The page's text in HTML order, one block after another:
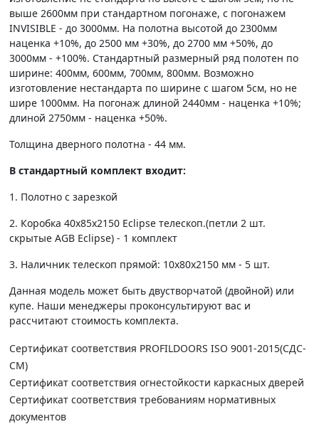
выше 2600мм при стандартном погонаже, с погонажем
INVISIBLE - до 3000мм. На полотна высотой до 2300мм
наценка +10%, до 2500 мм +30%, до 2700 мм +50%, до
3000мм - +100%. Стандартный размерный ряд полотен по
ширине: 400мм, 600мм, 700мм, 800мм. Возможно
изготовление нестандарта по ширине с шагом 5см, но не
шире 1000мм. На погонаж длиной 2440мм - наценка +10%;
длиной 2750мм - наценка +50%.
Толщина дверного полотна - 44 мм.
В стандартный комплект входит:
1. Полотно c зарезкой
2. Коробка 40х85х2150 Eclipse телескоп.(петли 2 шт.
скрытые AGB Eclipse) - 1 комплект
3. Наличник телескоп прямой: 10х80х2150 мм - 5 шт.
Данная модель может быть двустворчатой (двойной) или
купе. Наши менеджеры проконсультируют вас и
рассчитают стоимость комплекта.
Сертификат соответствия PROFILDOORS ISO 9001-2015(СДС-
СМ)
Сертификат соответствия огнестойкости каркасных дверей
Сертификат соответствия требованиям нормативных
документов